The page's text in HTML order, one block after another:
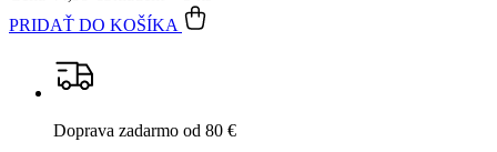
Garancia